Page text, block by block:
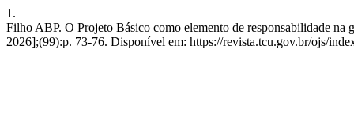
1.
Filho ABP. O Projeto Básico como elemento de responsabilidade
2026];(99):p. 73-76. Disponível em: https://revista.tcu.gov.br/ojs/